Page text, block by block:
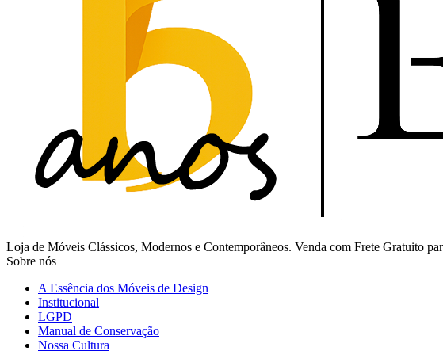
Loja de Móveis Clássicos, Modernos e Contemporâneos. Venda com Frete Gratuito
Sobre nós
A Essência dos Móveis de Design
Institucional
LGPD
Manual de Conservação
Nossa Cultura